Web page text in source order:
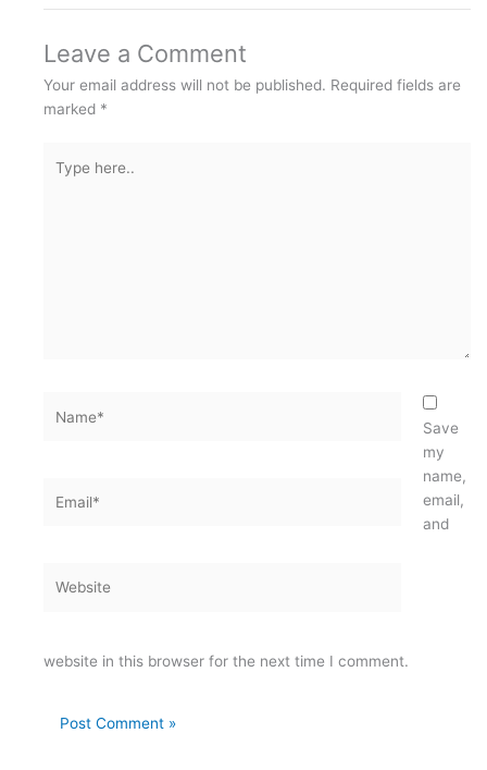
Leave a Comment
Your email address will not be published. Required fields are
marked *
here..
Save
my
name,
email,
and
website in this browser for the next time I comment.